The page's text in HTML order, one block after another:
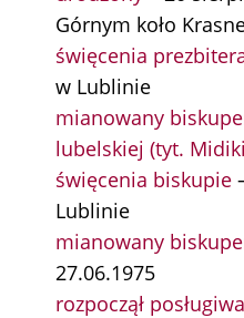
Górnym koło
święcenia
w Lublinie
mianowany
lubelskiej (tyt.
święcenia biskupie
Lublinie
mianowany
27.06.1975
rozpoczął